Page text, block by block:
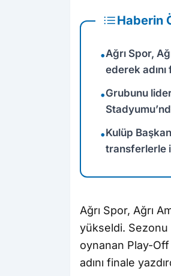
Haberin
•Ağrı Spor,
ederek adını
•Grubunu
•Kulüp
transferlerle
Ağrı Spor, Ağrı
yükseldi. Sezonu
oynanan Play-Off
adını finale